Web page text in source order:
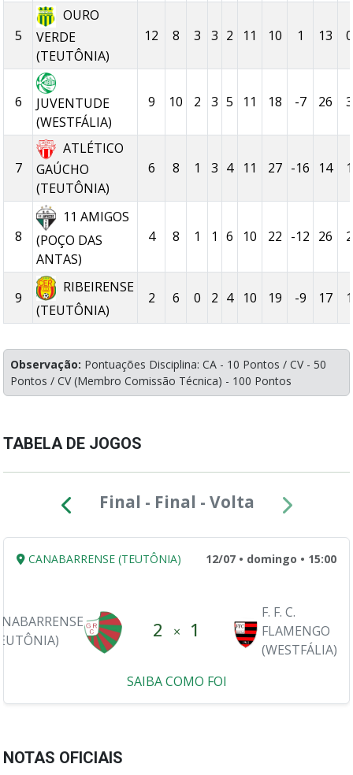
5
OURO
VERDE
(TEUTÔNIA)
12 8 3 3 2 11 10 1 13 0
6
JUVENTUDE
(WESTFÁLIA)
9 10 2 3 5 11 18 -7 26 3
7
ATLÉTICO
GAÚCHO
(TEUTÔNIA)
6 8 1 3 4 11 27 -16 14 1
8
11 AMIGOS
(POÇO DAS
ANTAS)
4 8 1 1 6 10 22 -12 26 2
9
RIBEIRENSE
(TEUTÔNIA)
2 6 0 2 4 10 19 -9 17 1
Observação: Pontuações Disciplina: CA - 10 Pontos / CV - 50
Pontos / CV (Membro Comissão Técnica) - 100 Pontos
TABELA DE JOGOS
Final - Final - Volta
CANABARRENSE (TEUTÔNIA) 12/07 • domingo • 15:00
2 × 1
F. F. C.
FLAMENGO
(WESTFÁLIA)
SAIBA COMO FOI
NOTAS OFICIAIS